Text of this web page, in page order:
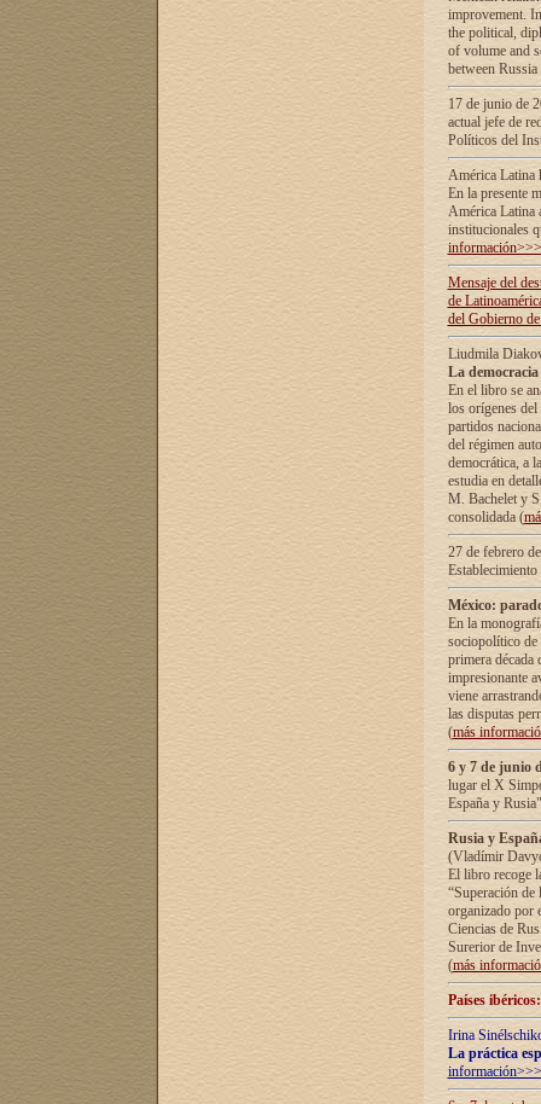
improvement.
the political,
of volume and
between
17 de junio de
actual jefe de
Políticos del
América Latina
En la presente
América Latina
institucionales
información>>>
Mensaje del
de
del Gobierno
Liudmila
La
En el libro se
los orígenes
partidos
del régimen
democrática, а
estudia en
М. Bachelet у
consolidada (
27 de febrero
México:
En la
sociopolítico de
primera década
impresionante
viene
las disputas
(más
6 y 7 de junio
lugar el X
España y
Rusia y
(Vladímir
El libro recoge
“Superación
organizado por
Ciencias de
Surerior de
(más
Países
Irina
La práctica
información>>>